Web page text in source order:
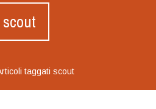
scout
taggati scout